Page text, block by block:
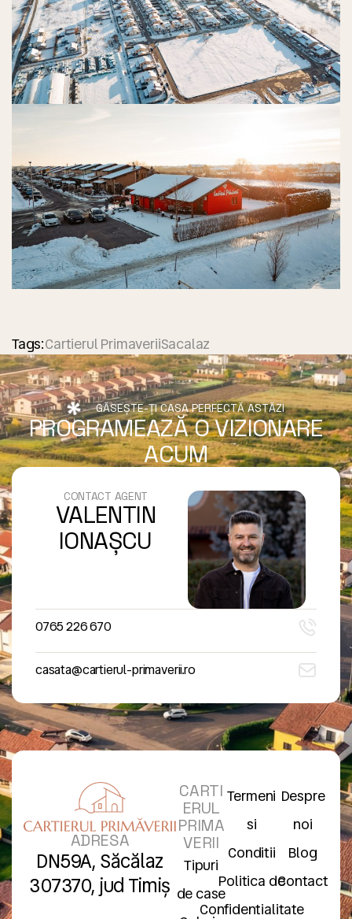
Tags:Cartierul PrimaveriiSacalaz
GĂSEȘTE-ȚI CASA PERFECTĂ ASTĂZI
PROGRAMEAZĂ O VIZIONARE
ACUM
CONTACT AGENT
VALENTIN
IONAȘCU
Telefon
0765 226 670
Email
casata@cartierul-primaverii.ro
ADRESA
DN59A, Săcălaz
307370, jud Timiș
CARTI
ERUL
PRIMA
VERII
Tipuri
de case
Termeni
si
Conditii
Politica de
Confidentialitate
Despre
noi
Blog
Contact